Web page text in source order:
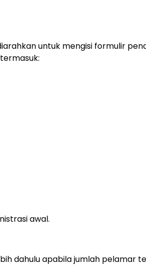
untuk mengisi formulir
awal.
dahulu apabila jumlah pelamar